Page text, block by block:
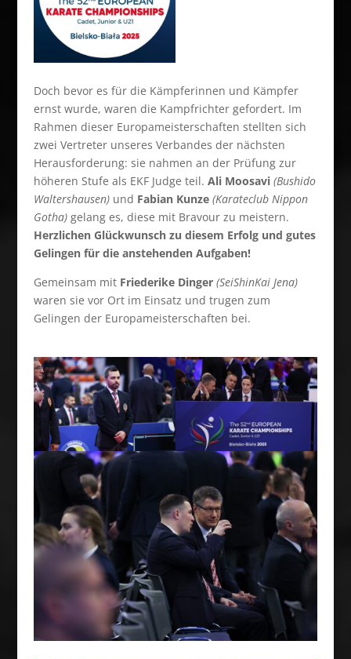
Doch bevor es für die Kämpferinnen und Kämpfer
ernst wurde, waren die Kampfrichter gefordert. Im
Rahmen dieser Europameisterschaften stellten sich
zwei Vertreter unseres Verbandes der nächsten
Herausforderung: sie nahmen an der Prüfung zur
höheren Stufe als EKF Judge teil. Ali Moosavi (Bushido
Waltershausen)und Fabian Kunze (Karateclub Nippon
Gotha)gelang es, diese mit Bravour zu meistern.
Herzlichen Glückwunsch zu diesem Erfolg und gutes
Gelingen für die anstehenden Aufgaben!
Gemeinsam mit Friederike Dinger (SeiShinKai Jena)
waren sie vor Ort im Einsatz und trugen zum
Gelingen der Europameisterschaften bei.